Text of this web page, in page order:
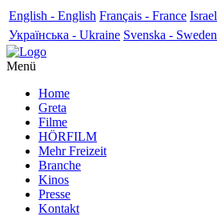
English - English Français - France
Українська - Ukraine Svenska - Sweden
Menü
Home
Greta
Filme
HÖRFILM
Mehr Freizeit
Branche
Kinos
Presse
Kontakt